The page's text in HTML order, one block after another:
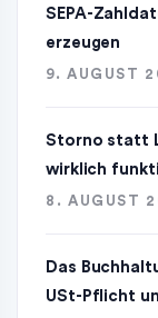
SEPA-
erzeugen
9. AUGUST
Storno statt
wirklich
8. AUGUST
Das
USt-Pflicht